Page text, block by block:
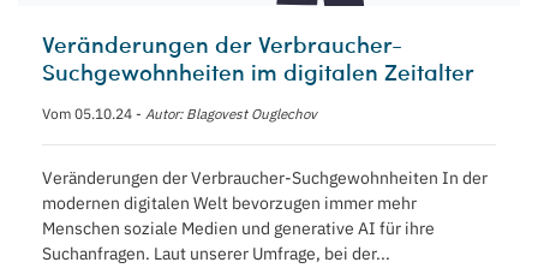
Veränderungen der Verbraucher-
Suchgewohnheiten im digitalen Zeitalter
Vom 05.10.24 - Autor: Blagovest Ouglechov
Veränderungen der Verbraucher-Suchgewohnheiten In der
modernen digitalen Welt bevorzugen immer mehr
Menschen soziale Medien und generative AI für ihre
Suchanfragen. Laut unserer Umfrage, bei der...